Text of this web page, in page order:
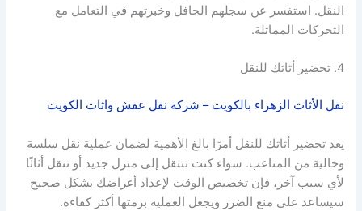
النقل. استفسر عن سجلهم الحافل وخبرتهم في التعامل مع
التحركات المماثلة.
4. تحضير أثاثك للنقل
نقل الأثاث الزهراء بالكويت – شركة نقل عفش واثاث الكويت
يعد تحضير أثاثك للنقل أمرًا بالغ الأهمية لضمان عملية نقل سلسة
وخالية من المتاعب. سواء كنت تنتقل إلى منزل جديد أو تنقل أثاثًا
لأي سبب آخر، فإن تخصيص الوقت لإعداد أغراضك بشكل صحيح
سيساعد على منع الضرر ويجعل العملية برمتها أكثر كفاءة.